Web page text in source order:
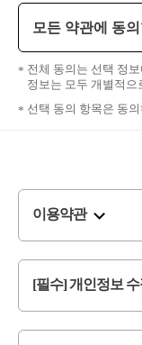
모든 약관에 동
전체 동의는 선택 정
정보는 모두 개별적
선택 동의 항목은 동
이용약관
[필수] 개인정보 수